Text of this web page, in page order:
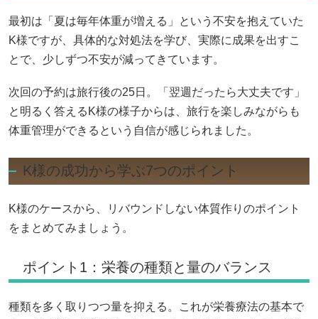
最初は「夏は毎年体重が増える」という不安を抱えていた
K様ですが、具体的な対処法を学び、実際に成果を出すこ
とで、少しずつ不安が減ってきています。
次回の予約は旅行後の25日。「翌週だったら大丈夫です」
と明るく答えるK様の様子からは、旅行を楽しみながらも
体重管理ができるという自信が感じられました。
K様の成功から学ぶ7つのポイント
K様のケースから、リバウンドしない体質作りのポイント
をまとめてみましょう。
ポイント1：栄養の種類と量のバランス
種類を多く取りつつ量を抑える。これが栄養療法の基本で